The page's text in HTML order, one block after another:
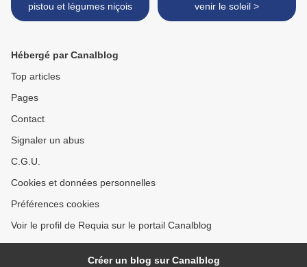
pistou et légumes niçois
venir le soleil >
Hébergé par Canalblog
Top articles
Pages
Contact
Signaler un abus
C.G.U.
Cookies et données personnelles
Préférences cookies
Voir le profil de Requia sur le portail Canalblog
Créer un blog sur Canalblog